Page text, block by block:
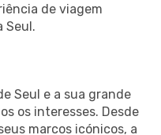
de viagem
Seul.
Seul e a sua grande
os interesses. Desde
marcos icónicos, a